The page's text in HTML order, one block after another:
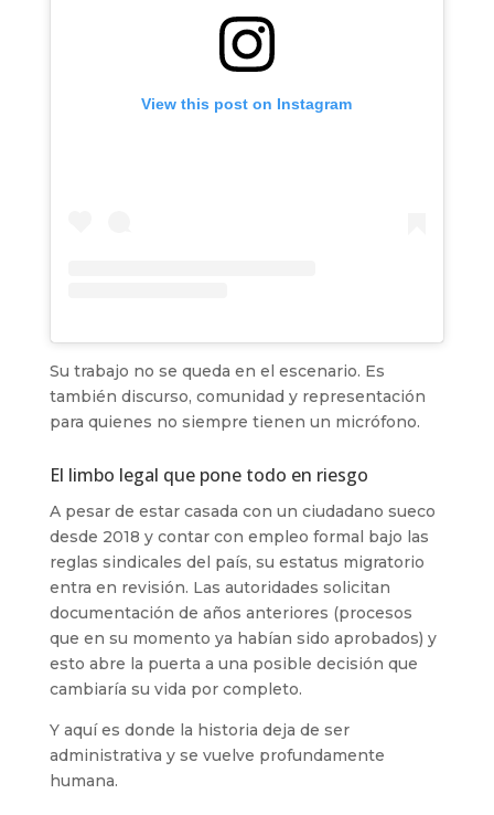
View this post on Instagram
Su trabajo no se queda en el escenario. Es
también discurso, comunidad y representación
para quienes no siempre tienen un micrófono.
El limbo legal que pone todo en riesgo
A pesar de estar casada con un ciudadano sueco
desde 2018 y contar con empleo formal bajo las
reglas sindicales del país, su estatus migratorio
entra en revisión. Las autoridades solicitan
documentación de años anteriores (procesos
que en su momento ya habían sido aprobados) y
esto abre la puerta a una posible decisión que
cambiaría su vida por completo.
Y aquí es donde la historia deja de ser
administrativa y se vuelve profundamente
humana.